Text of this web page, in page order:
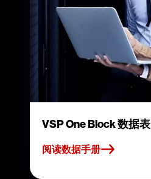
VSP One Block 数据表
阅读数据手册